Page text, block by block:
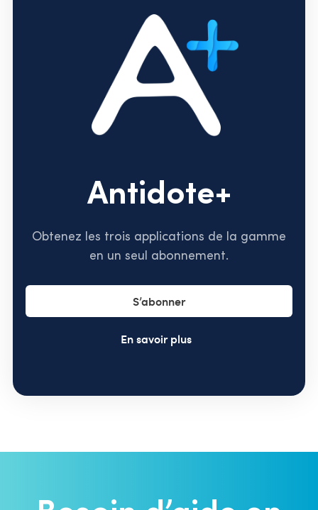
Antidote+
Obtenez les trois applications de la gamme
en un seul abonnement.
S’abonner
En savoir plus